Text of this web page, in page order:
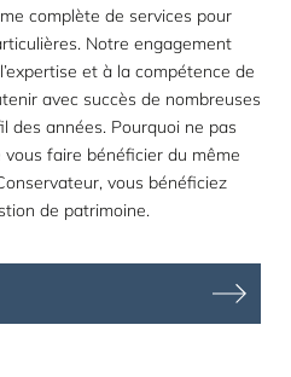
complète de services pour
Notre engagement
et à la compétence de
avec succès de nombreuses
des années. Pourquoi ne pas
vous faire bénéficier du même
vous bénéficiez
de patrimoine.